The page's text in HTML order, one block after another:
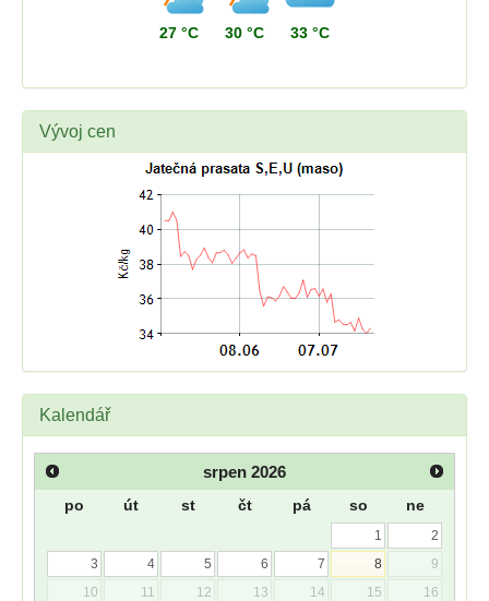
27 °C 30 °C 33 °C
Vývoj cen
Kalendář
srpen 2026
po út st čt pá so ne
1
2
3
4 5 6 7 8
9
10
11 12 13 14 15
16